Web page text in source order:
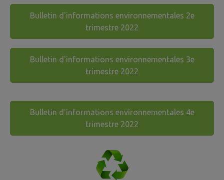
Bulletin d'informations environnementales 2e
trimestre 2022
Bulletin d'informations environnementales 3e
trimestre 2022
Bulletin d'informations environnementales 4e
trimestre 2022